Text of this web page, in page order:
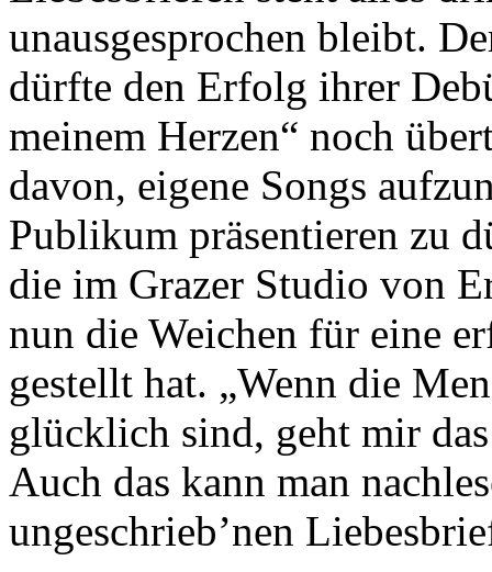
unausgesprochen bleibt.
dürfte den Erfolg ihrer
meinem Herzen“ noch
davon, eigene Songs
Publikum präsentieren zu
die im Grazer Studio von
nun die Weichen für eine
gestellt hat. „Wenn die
glücklich sind, geht mir
Auch das kann man
ungeschrieb’nen